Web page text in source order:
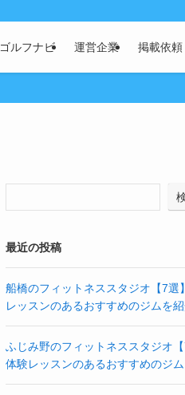
ゴルフナビ 運営企業 掲載依
最近の投稿
船橋のフィットネススタジオ【7選
レッスンのあるおすすめのジムを
ふじみ野のフィットネススタジオ
体験レッスンのあるおすすめのジ